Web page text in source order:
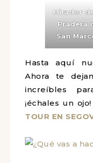
Mirador
Pradera
San
Hasta aquí
Ahora te
increíbles
¡échales un ojo!
TOUR EN